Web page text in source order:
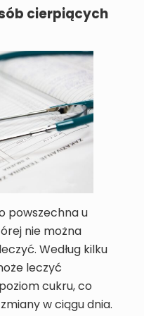
cierpiących
powszechna u
nie można
Według kilku
leczyć
cukru, co
w ciągu dnia.